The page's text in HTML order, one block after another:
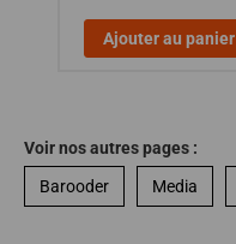
Ajouter au panier
Voir nos autres pages :
Barooder
Media